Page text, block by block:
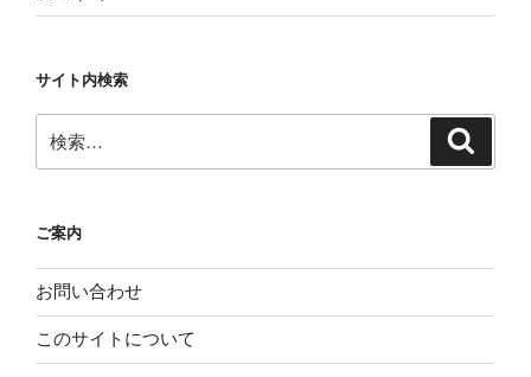
サイト内検索
索:
ご案内
お問い合わせ
このサイトについて